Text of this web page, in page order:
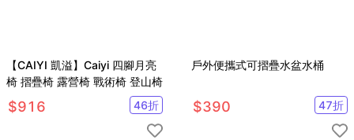
【CAIYI 凱溢】Caiyi 四腳月亮
椅 摺疊椅 露營椅 戰術椅 登山椅
$916 46折
戶外便攜式可摺疊水盆水桶
$390 47折